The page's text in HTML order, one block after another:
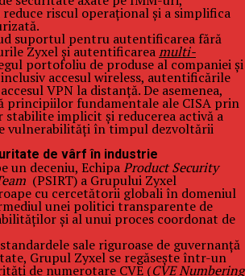
riscul operațional și a simplifica
suportul pentru autentificarea fără
Zyxel și autentificareamulti-
portofoliu de produse al companiei și
accesul wireless, autentificările
VPN la distanță. De asemenea,
principiilor fundamentale ale CISA prin
stabilite implicit și reducerea activă a
vulnerabilități în timpul dezvoltării
de vârf în industrie
un deceniu, EchipaProduct Security
(PSIRT) a Grupului Zyxel
cu cercetătorii globali în domeniul
unei politici transparente de
și al unui proces coordonat de
sale riguroase de guvernanță
Grupul Zyxel se regăsește într-un
de numerotare CVE (CVE Numbering